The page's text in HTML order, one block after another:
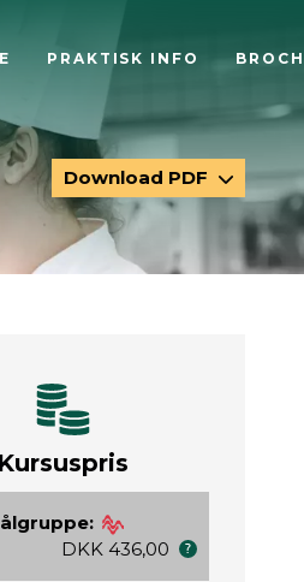
PRAKTISK INFO
Download PDF
Kursuspris
DKK 436,00